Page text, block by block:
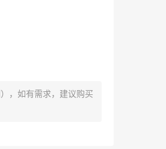
，如有需求，建议购买